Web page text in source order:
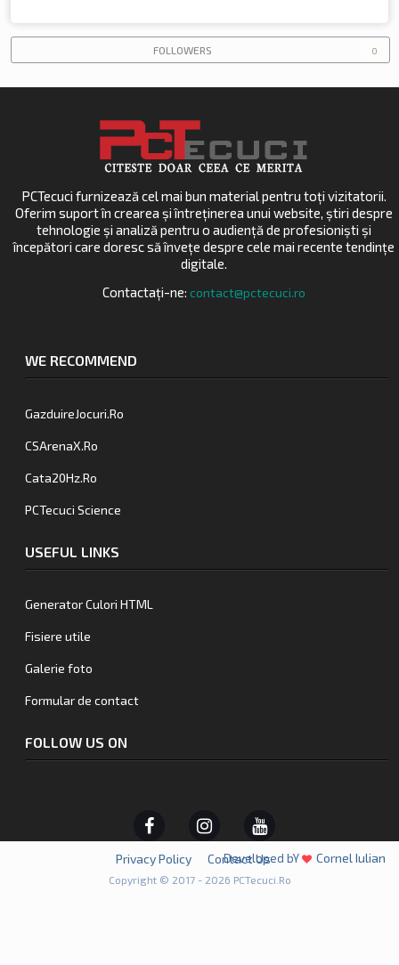
FOLLOWERS 0
PCTecuci furnizează cel mai bun material pentru toți vizitatorii.
Oferim suport în crearea și întreținerea unui website, știri despre
tehnologie și analiză pentru o audiență de profesioniști și
începători care doresc să învețe despre cele mai recente tendințe
digitale.
Contactați-ne: contact@pctecuci.ro
WE RECOMMEND
GazduireJocuri.Ro
CSArenaX.Ro
Cata20Hz.Ro
PCTecuci Science
USEFUL LINKS
Generator Culori HTML
Fisiere utile
Galerie foto
Formular de contact
FOLLOW US ON
Privacy Policy Contact Us
Developed bY Cornel Iulian
Copyright © 2017 - 2026 PCTecuci.Ro